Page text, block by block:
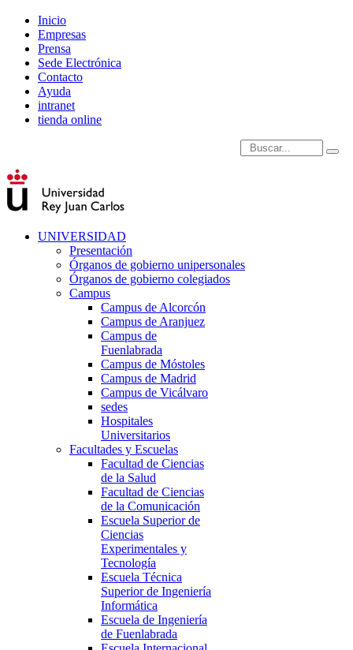
Inicio
Empresas
Prensa
Sede Electrónica
Contacto
Ayuda
intranet
tienda online
Introduce términos de
UNIVERSIDAD
Presentación
Órganos de gobierno unipersonales
Órganos de gobierno colegiados
Campus
Campus de Alcorcón
Campus de Aranjuez
Campus de
Fuenlabrada
Campus de Móstoles
Campus de Madrid
Campus de Vicálvaro
sedes
Hospitales
Universitarios
Facultades y Escuelas
Facultad de Ciencias
de la Salud
Facultad de Ciencias
de la Comunicación
Escuela Superior de
Ciencias
Experimentales y
Tecnología
Escuela Técnica
Superior de Ingeniería
Informática
Escuela de Ingeniería
de Fuenlabrada